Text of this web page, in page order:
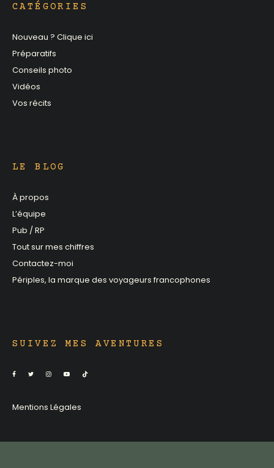
CATÉGORIES
Nouveau ? Clique ici
Préparatifs
Conseils photo
Vidéos
Vos récits
LE BLOG
À propos
L’équipe
Pub / RP
Tout sur mes chiffres
Contactez-moi
Périples, la marque des voyageurs francophones
SUIVEZ MES AVENTURES
Mentions Légales